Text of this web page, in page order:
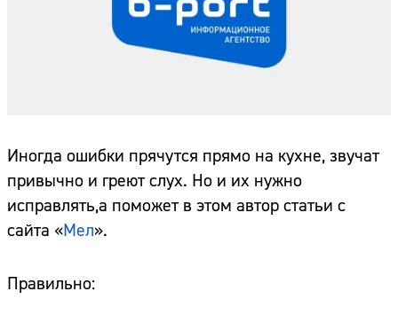
Иногда ошибки прячутся прямо на кухне, звучат
привычно и греют слух. Но и их нужно
исправлять,а поможет в этом автор статьи с
сайта «Мел».
Правильно: